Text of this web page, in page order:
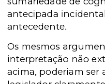
antecipada
antecedente.
Os mesmos
interpretação não
acima, poderiam ser